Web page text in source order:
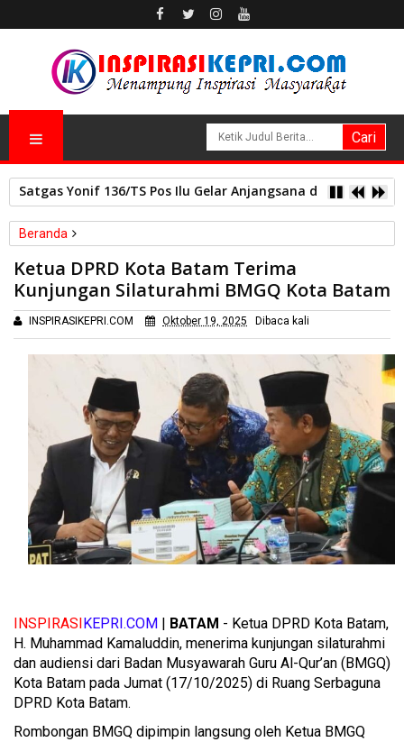
Satgas Yonif 136/TS Pos Ilu Gelar Anjangsana dan Bagikan
Beranda
Ketua DPRD Kota Batam Terima Kunjungan Silaturahmi BMGQ
Kota Batam
Ketua DPRD Kota Batam Terima
Kunjungan Silaturahmi BMGQ Kota Batam
INSPIRASIKEPRI.COM Oktober 19, 2025 Dibaca kali
INSPIRASIKEPRI.COM | BATAM - Ketua DPRD Kota Batam,
H. Muhammad Kamaluddin, menerima kunjungan silaturahmi
dan audiensi dari Badan Musyawarah Guru Al-Qur’an (BMGQ)
Kota Batam pada Jumat (17/10/2025) di Ruang Serbaguna
DPRD Kota Batam.
Rombongan BMGQ dipimpin langsung oleh Ketua BMGQ